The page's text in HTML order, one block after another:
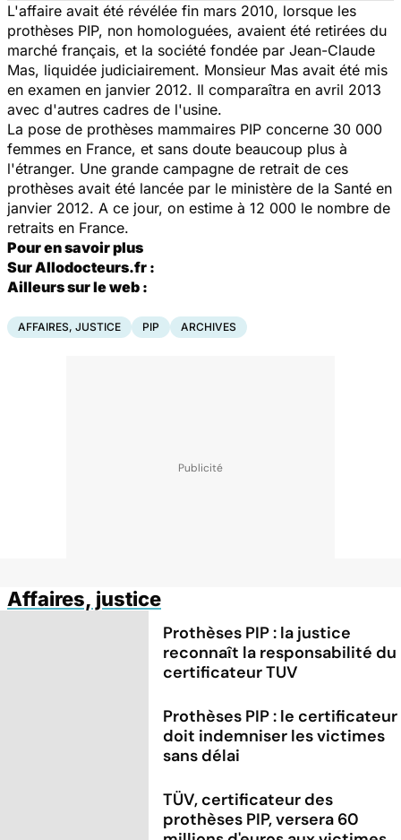
L'affaire avait été révélée fin mars 2010, lorsque les
prothèses PIP, non homologuées, avaient été retirées du
marché français, et la société fondée par Jean-Claude
Mas, liquidée judiciairement. Monsieur Mas avait été mis
en examen en janvier 2012. Il comparaîtra en avril 2013
avec d'autres cadres de l'usine.
La pose de prothèses mammaires PIP concerne 30 000
femmes en France, et sans doute beaucoup plus à
l'étranger. Une grande campagne de retrait de ces
prothèses avait été lancée par le ministère de la Santé en
janvier 2012. A ce jour, on estime à 12 000 le nombre de
retraits en France.
Pour en savoir plus
Sur Allodocteurs.fr :
Ailleurs sur le web :
AFFAIRES, JUSTICE PIP ARCHIVES
Affaires, justice
Prothèses PIP : la justice
reconnaît la responsabilité du
certificateur TUV
Prothèses PIP : le certificateur
doit indemniser les victimes
sans délai
TÜV, certificateur des
prothèses PIP, versera 60